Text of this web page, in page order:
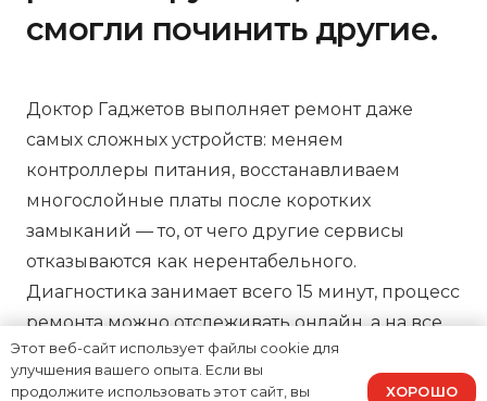
смогли починить другие.
Доктор Гаджетов выполняет ремонт даже
самых сложных устройств: меняем
контроллеры питания, восстанавливаем
многослойные платы после коротких
замыканий — то, от чего другие сервисы
отказываются как нерентабельного.
Диагностика занимает всего 15 минут, процесс
ремонта можно отслеживать онлайн, а на все
работы предоставляем зафиксированную в
договоре гарантию, подтверждая нашу
Этот веб-сайт использует файлы cookie для
улучшения вашего опыта. Если вы
продолжите использовать этот сайт, вы
ХОРОШО